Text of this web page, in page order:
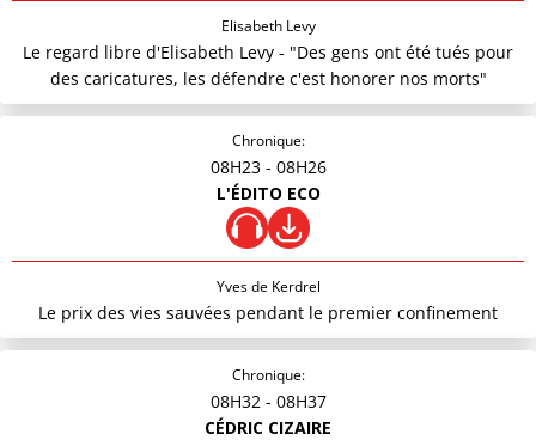
Elisabeth Levy
Le regard libre d'Elisabeth Levy - "Des gens ont été tués pour
des caricatures, les défendre c'est honorer nos morts"
Chronique:
08H23 - 08H26
L'ÉDITO ECO
Yves de Kerdrel
Le prix des vies sauvées pendant le premier confinement
Chronique:
08H32 - 08H37
CÉDRIC CIZAIRE